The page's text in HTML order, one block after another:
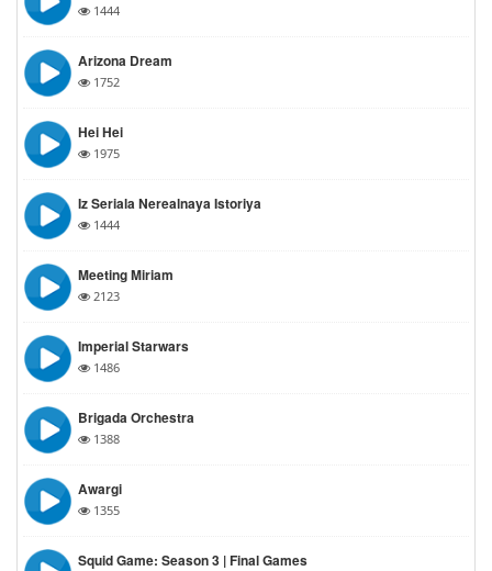
1444
Arizona Dream
1752
Hei Hei
1975
Iz Seriala Nerealnaya Istoriya
1444
Meeting Miriam
2123
Imperial Starwars
1486
Brigada Orchestra
1388
Awargi
1355
Squid Game: Season 3 | Final Games